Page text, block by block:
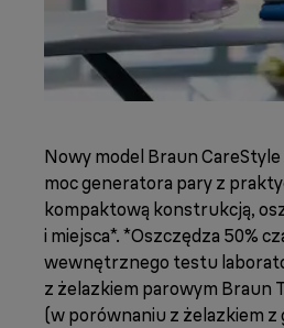
Nowy model Braun CareStyle
moc generatora pary z
kompaktową konstrukcją,
i miejsca*. *Oszczędza 50%
wewnętrznego testu
z żelazkiem parowym Braun
(w porównaniu z żelazkiem